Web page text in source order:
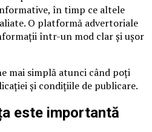
în timp ce altele
O platformă advertoriale
într-un mod clar și ușor
mai simplă atunci când poți
și condițiile de publicare.
este importantă